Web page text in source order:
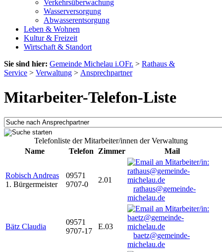
Verkehrsüberwachung
Wasserversorgung
Abwasserentsorgung
Leben & Wohnen
Kultur & Freizeit
Wirtschaft & Standort
Sie sind hier: Gemeinde Michelau i.OFr. > Rathaus &
Service > Verwaltung > Ansprechpartner
Mitarbeiter-Telefon-Liste
Telefonliste der Mitarbeiter/innen der Verwaltung
Name
Telefon Zimmer Mail
Robisch Andreas
1. Bürgermeister
09571
9707-0
2.01
rathaus@gemeinde-
michelau.de
Bätz Claudia
09571
9707-17
E.03
baetz@gemeinde-
michelau.de